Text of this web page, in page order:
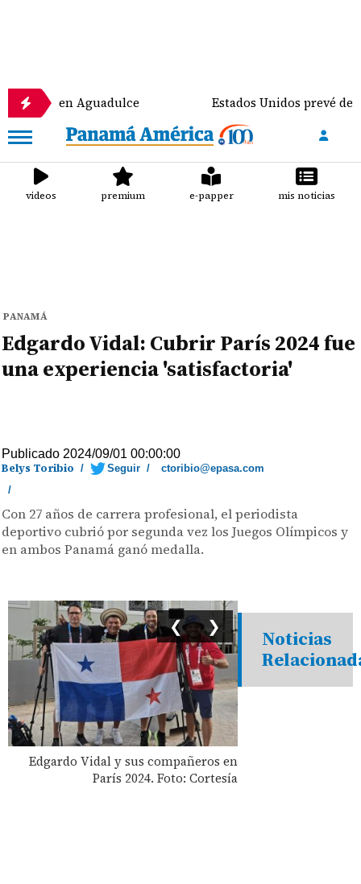
en Aguadulce Estados Unidos prevé destinar
videos premium e-papper mis noticias
PANAMÁ
Edgardo Vidal: Cubrir París 2024 fue
una experiencia 'satisfactoria'
Publicado 2024/09/01 00:00:00
Belys Toribio / Seguir /
ctoribio@epasa.com
/
Con 27 años de carrera profesional, el periodista
deportivo cubrió por segunda vez los Juegos Olímpicos y
en ambos Panamá ganó medalla.
Edgardo Vidal y sus compañeros en
París 2024. Foto: Cortesía
❮ ❯
Noticias